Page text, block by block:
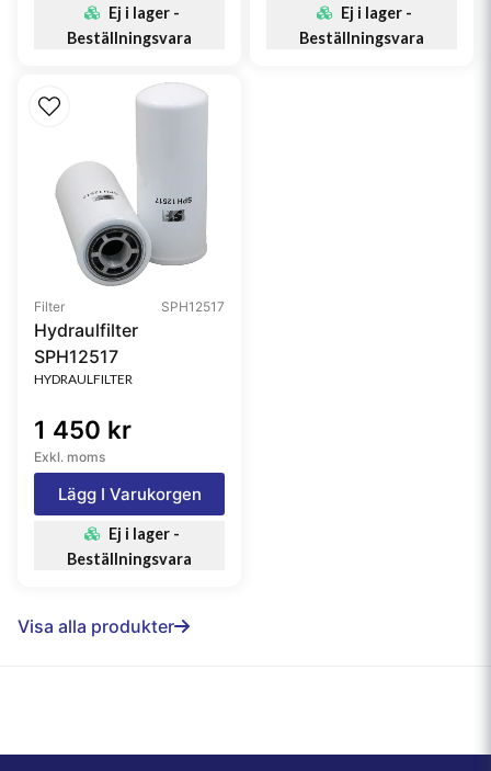
Ej i lager -
Beställningsvara
Ej i lager -
Beställningsvara
Filter SPH12517
Hydraulfilter
SPH12517
HYDRAULFILTER
1 450 kr
Exkl. moms
Lägg I Varukorgen
Ej i lager -
Beställningsvara
Visa alla produkter